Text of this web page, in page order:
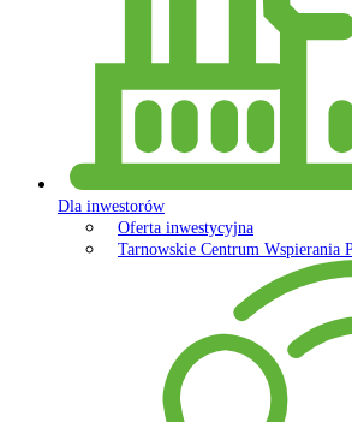
Dla inwestorów
Oferta inwestycyjna
Tarnowskie Centrum Wspierania